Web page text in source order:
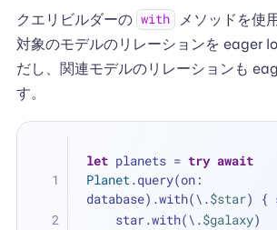
クエリビルダーの with
メソッドを使
対象のモデルのリレーションを eager
だし、関連モデルのリレーションも
す。
let planets = try await
Planet .query(on:
database).with(\.$star) {
    star.with(\.
$galaxy)